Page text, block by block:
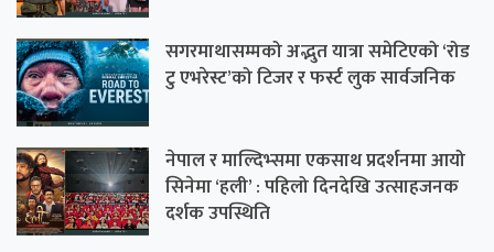
सगरमाथासम्मको अद्भुत यात्रा समेटिएको ‘रोड
टु एभरेस्ट’को टिजर र फर्स्ट लुक सार्वजनिक
नेपाल र माल्दिभ्समा एकसाथ प्रदर्शनमा आयो
सिनेमा ‘हली’ : पहिलो दिनदेखि उत्साहजनक
दर्शक उपस्थिति